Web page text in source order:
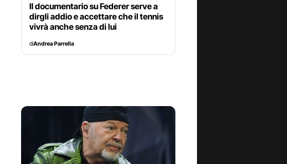
Il documentario su Federer serve a
dirgli addio e accettare che il tennis
vivrà anche senza di lui
diAndrea Parrella